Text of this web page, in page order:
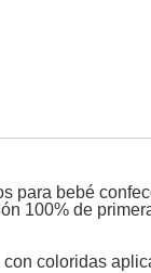
para bebé
100% de
con coloridas